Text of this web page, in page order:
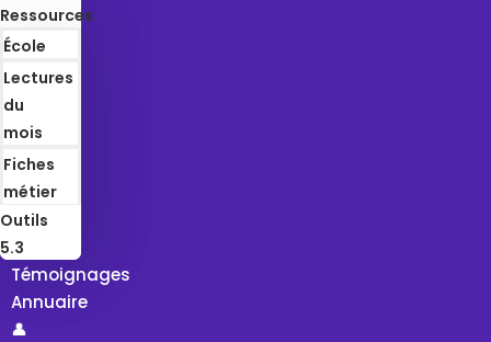
Ressources
École
Lectures
du
mois
Fiches
métier
Outils
5.3
Témoignages
Annuaire
👤